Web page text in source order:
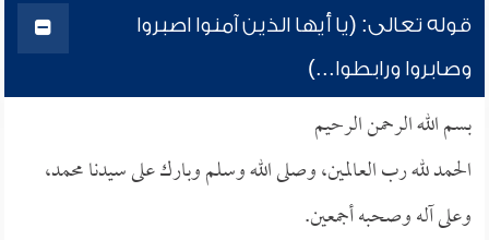
قوله تعالى: (يا أيها الذين آمنوا اصبروا
وصابروا ورابطوا...)
بسم الله الرحمن الرحيم
الحمد لله رب العالمين، وصلى الله وسلم وبارك على سيدنا محمد،
وعلى آله وصحبه أجمعين.